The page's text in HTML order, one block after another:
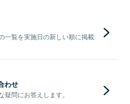
一覧を実施日の新しい順に掲載
わせ
問にお答えします。